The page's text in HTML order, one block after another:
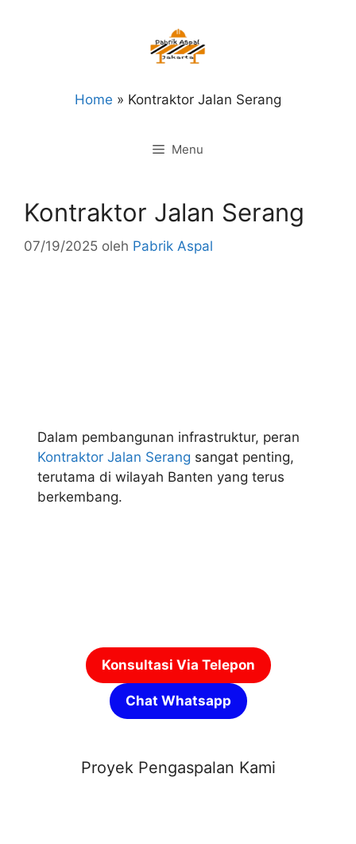
Home » Kontraktor Jalan Serang
Menu
Kontraktor Jalan Serang
07/19/2025 oleh Pabrik Aspal
Dalam pembangunan infrastruktur, peran
Kontraktor Jalan Serang sangat penting,
terutama di wilayah Banten yang terus
berkembang.
Konsultasi Via Telepon
Chat Whatsapp
Proyek Pengaspalan Kami